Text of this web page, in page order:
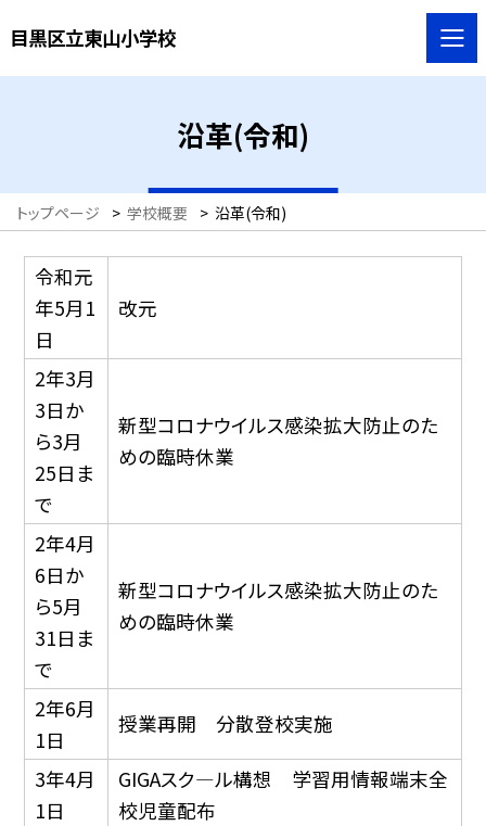
目黒区立東山小学校
沿革(令和)
トップページ > 学校概要 > 沿革(令和)
令和元
年5月1
日
改元
2年3月
3日か
ら3月
25日ま
で
新型コロナウイルス感染拡大防止のた
めの臨時休業
2年4月
6日か
ら5月
31日ま
で
新型コロナウイルス感染拡大防止のた
めの臨時休業
2年6月
1日
授業再開 分散登校実施
3年4月
1日
GIGAスク—ル構想 学習用情報端末全
校児童配布